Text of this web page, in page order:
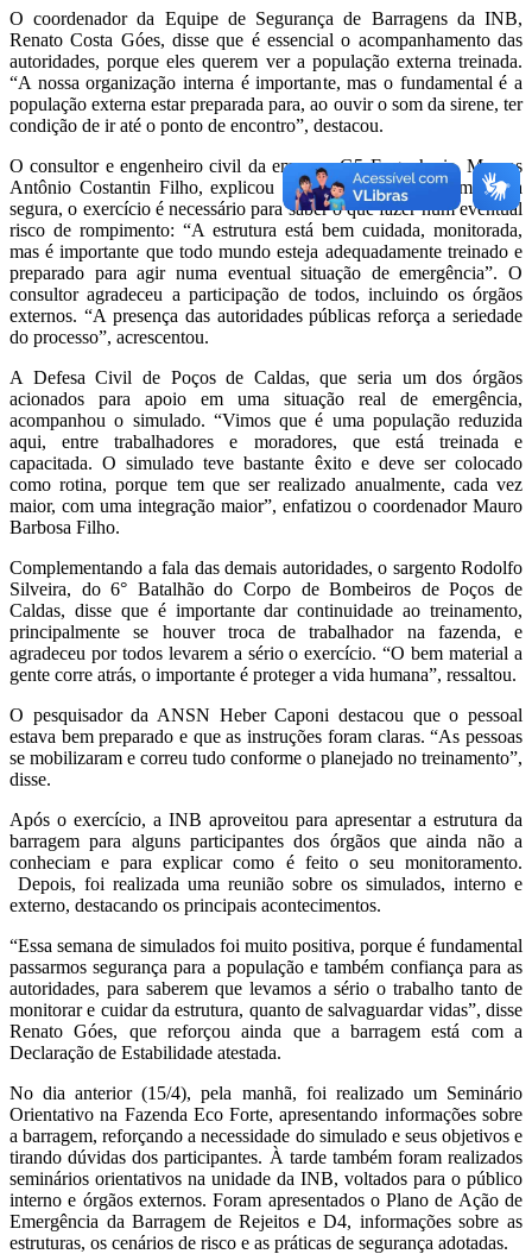
O coordenador da Equipe de Segurança de Barragens da INB,
Renato Costa Góes, disse que é essencial o acompanhamento das
autoridades, porque eles querem ver a população externa treinada.
“A nossa organização interna é importante, mas o fundamental é a
população externa estar preparada para, ao ouvir o som da sirene, ter
condição de ir até o ponto de encontro”, destacou.
O consultor e engenheiro civil da empresa G5 Engenharia, Marcos
Antônio Costantin Filho, explicou que, embora a barragem esteja
segura, o exercício é necessário para saber o que fazer num eventual
risco de rompimento: “A estrutura está bem cuidada, monitorada,
mas é importante que todo mundo esteja adequadamente treinado e
preparado para agir numa eventual situação de emergência”. O
consultor agradeceu a participação de todos, incluindo os órgãos
externos. “A presença das autoridades públicas reforça a seriedade
do processo”, acrescentou.
A Defesa Civil de Poços de Caldas, que seria um dos órgãos
acionados para apoio em uma situação real de emergência,
acompanhou o simulado. “Vimos que é uma população reduzida
aqui, entre trabalhadores e moradores, que está treinada e
capacitada. O simulado teve bastante êxito e deve ser colocado
como rotina, porque tem que ser realizado anualmente, cada vez
maior, com uma integração maior”, enfatizou o coordenador Mauro
Barbosa Filho.
Complementando a fala das demais autoridades, o sargento Rodolfo
Silveira, do 6° Batalhão do Corpo de Bombeiros de Poços de
Caldas, disse que é importante dar continuidade ao treinamento,
principalmente se houver troca de trabalhador na fazenda, e
agradeceu por todos levarem a sério o exercício. “O bem material a
gente corre atrás, o importante é proteger a vida humana”, ressaltou.
O pesquisador da ANSN Heber Caponi destacou que o pessoal
estava bem preparado e que as instruções foram claras. “As pessoas
se mobilizaram e correu tudo conforme o planejado no treinamento”,
disse.
Após o exercício, a INB aproveitou para apresentar a estrutura da
barragem para alguns participantes dos órgãos que ainda não a
conheciam e para explicar como é feito o seu monitoramento.
Depois, foi realizada uma reunião sobre os simulados, interno e
externo, destacando os principais acontecimentos.
“Essa semana de simulados foi muito positiva, porque é fundamental
passarmos segurança para a população e também confiança para as
autoridades, para saberem que levamos a sério o trabalho tanto de
monitorar e cuidar da estrutura, quanto de salvaguardar vidas”, disse
Renato Góes, que reforçou ainda que a barragem está com a
Declaração de Estabilidade atestada.
No dia anterior (15/4), pela manhã, foi realizado um Seminário
Orientativo na Fazenda Eco Forte, apresentando informações sobre
a barragem, reforçando a necessidade do simulado e seus objetivos e
tirando dúvidas dos participantes. À tarde também foram realizados
seminários orientativos na unidade da INB, voltados para o público
interno e órgãos externos. Foram apresentados o Plano de Ação de
Emergência da Barragem de Rejeitos e D4, informações sobre as
estruturas, os cenários de risco e as práticas de segurança adotadas.